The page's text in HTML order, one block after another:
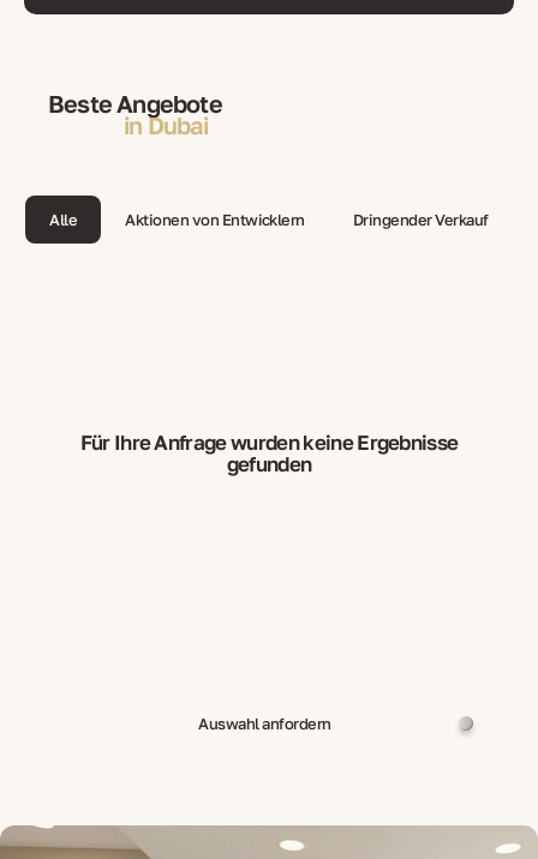
Beste Angebote
in Dubai
Alle Aktionen von Entwicklern Dringender Verkauf
Für Ihre Anfrage wurden keine Ergebnisse
gefunden
Auswahl anfordern